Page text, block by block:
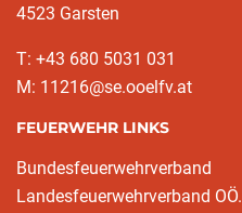
4523 Garsten
T: +43 680 5031 031
M: 11216@se.ooelfv.at
FEUERWEHR LINKS
Bundesfeuerwehrverband
Landesfeuerwehrverband OÖ.